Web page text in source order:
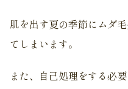
肌を出す夏の季節にムダ
てしまいます。
また、自己処理をする必